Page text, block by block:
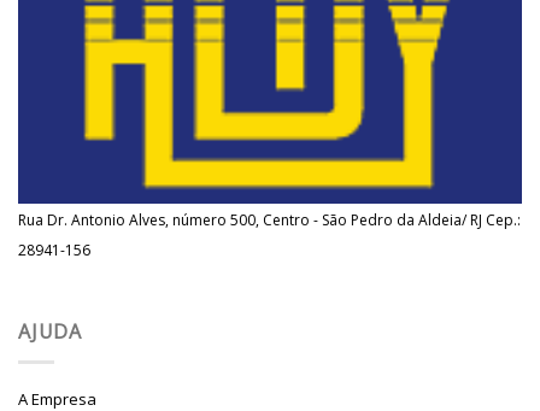
Rua Dr. Antonio Alves, número 500, Centro - São Pedro da Aldeia/ RJ Cep.:
28941-156
AJUDA
A Empresa